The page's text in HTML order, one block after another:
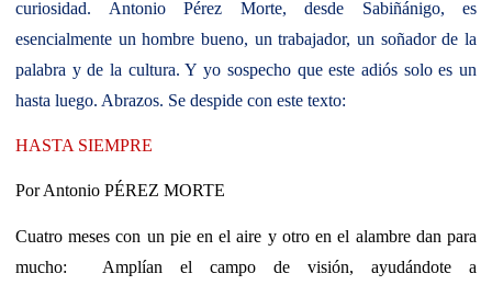
curiosidad. Antonio Pérez Morte, desde Sabiñánigo, es
esencialmente un hombre bueno, un trabajador, un soñador de la
palabra y de la cultura. Y yo sospecho que este adiós solo es un
hasta luego. Abrazos. Se despide con este texto:
HASTA SIEMPRE
Por Antonio PÉREZ MORTE
Cuatro meses con un pie en el aire y otro en el alambre dan para
mucho: Amplían el campo de visión, ayudándote a